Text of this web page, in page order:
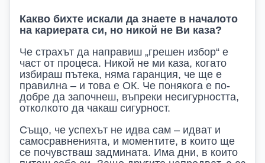
Какво бихте искали да знаете в началото
на кариерата си, но никой не Ви каза?
Че страхът да направиш „грешен избор“ е
част от процеса. Никой не ми каза, когато
избираш пътека, няма гаранция, че ще е
правилна – и това е ОК. Че понякога е по-
добре да започнеш, въпреки несигурността,
отколкото да чакаш сигурност.
Също, че успехът не идва сам – идват и
самосравненията, и моментите, в които ще
се почувстваш задмината. Има дни, в които